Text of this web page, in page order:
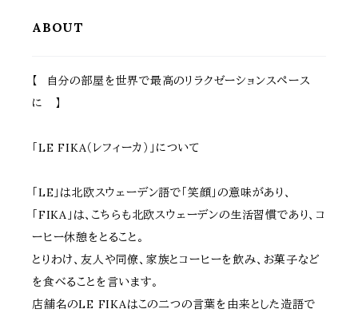
ABOUT
【 自分の部屋を世界で最高のリラクゼーションスペース
に 】
「LE FIKA（レフィーカ）」について
「LE」は北欧スウェーデン語で「笑顔」の意味があり、
「FIKA」は、こちらも北欧スウェーデンの生活習慣であり、コ
ーヒー休憩をとること。
とりわけ、友人や同僚、家族とコーヒーを飲み、お菓子など
を食べることを言います。
店舗名のLE FIKAはこの二つの言葉を由来とした造語で